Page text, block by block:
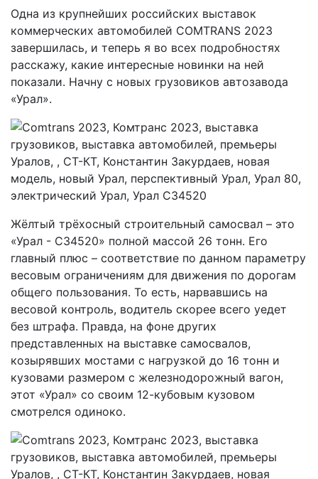
Одна из крупнейших российских выставок
коммерческих автомобилей COMTRANS 2023
завершилась, и теперь я во всех подробностях
расскажу, какие интересные новинки на ней
показали. Начну с новых грузовиков автозавода
«Урал».
Жёлтый трёхосный строительный самосвал – это
«Урал - С34520» полной массой 26 тонн. Его
главный плюс – соответствие по данном параметру
весовым ограничениям для движения по дорогам
общего пользования. То есть, нарвавшись на
весовой контроль, водитель скорее всего уедет
без штрафа. Правда, на фоне других
представленных на выставке самосвалов,
козырявших мостами с нагрузкой до 16 тонн и
кузовами размером с железнодорожный вагон,
этот «Урал» со своим 12-кубовым кузовом
смотрелся одиноко.